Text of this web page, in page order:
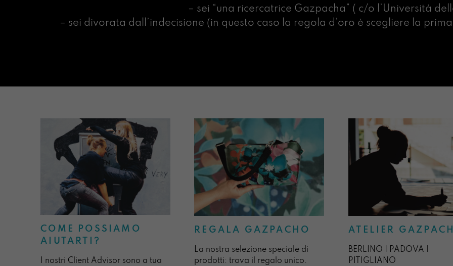
– sei “una ricercatrice Gazpacha” ( c/o l’Università
– sei divorata dall’indecisione (in questo caso la regola d’oro è scegliere la
COME POSSIAMO
AIUTARTI?
I nostri Client Advisor sono a tua
REGALA GAZPACHO
La nostra selezione speciale di
prodotti: trova il regalo unico.
ATELIER
BERLINO | PADOVA |
PITIGLIANO